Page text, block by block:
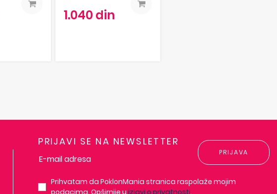
1.040 din
PRIJAVI SE NA NEWSLETTER
PRIJAVA
Prihvatam da PoklonMania stranica raspolaže mojim